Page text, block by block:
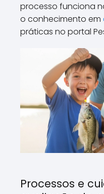
processo funciona
o conhecimento em
práticas no portal
Processos e